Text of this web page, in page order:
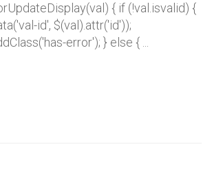
{ if (!val.isvalid) {
id', $(val).attr('id'));
error'); } else { ...